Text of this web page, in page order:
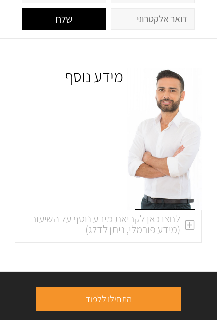
שלח
מידע נוסף
לחצו כאן לקריאת מידע נוסף על השיעור
(מידע פורמלי, ניתן לדלג)
התחילו ללמוד